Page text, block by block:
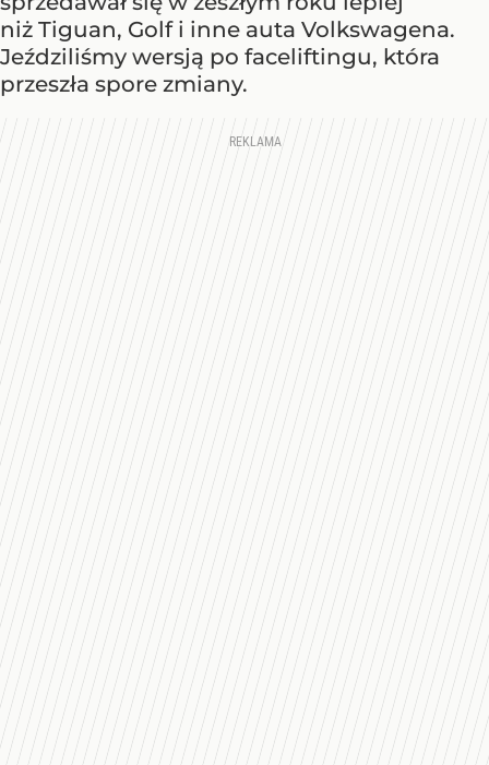
niż Tiguan, Golf i inne auta Volkswagena.
Jeździliśmy wersją po faceliftingu, która
przeszła spore zmiany.